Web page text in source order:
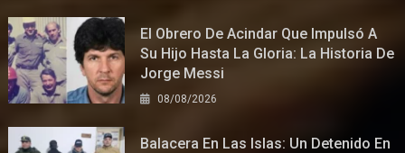
El Obrero De Acindar Que Impulsó A
Su Hijo Hasta La Gloria: La Historia De
Jorge Messi
08/08/2026
Balacera En Las Islas: Un Detenido En